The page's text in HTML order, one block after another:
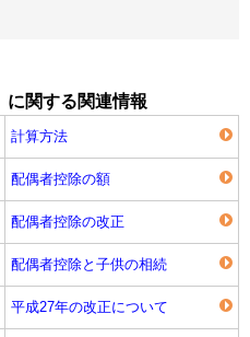
に関する関連情報
計算方法
配偶者控除の額
配偶者控除の改正
配偶者控除と子供の相続
平成27年の改正について